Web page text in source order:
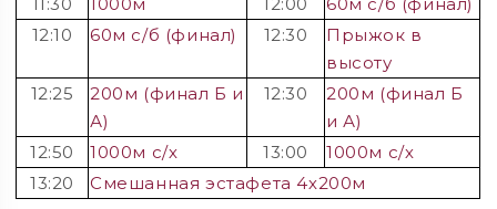
12:10
60м с/б (финал) 12:30
Прыжок в
высоту
12:25
200м (финал Б и
А)
12:30
200м (финал Б
и А)
12:50
1000м с/х 13:00
1000м с/х
13:20
Смешанная эстафета 4х200м